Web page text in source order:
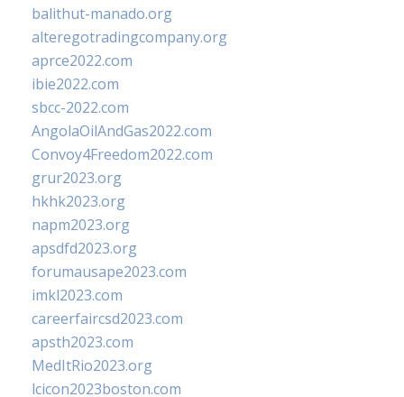
balithut-manado.org
alteregotradingcompany.org
aprce2022.com
ibie2022.com
sbcc-2022.com
AngolaOilAndGas2022.com
Convoy4Freedom2022.com
grur2023.org
hkhk2023.org
napm2023.org
apsdfd2023.org
forumausape2023.com
imkl2023.com
careerfaircsd2023.com
apsth2023.com
MedItRio2023.org
lcicon2023boston.com